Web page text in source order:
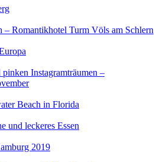
– Romantikhotel Turm Völs am Schlern
Instagramträumen –
Beach in Florida
und leckeres Essen
2019